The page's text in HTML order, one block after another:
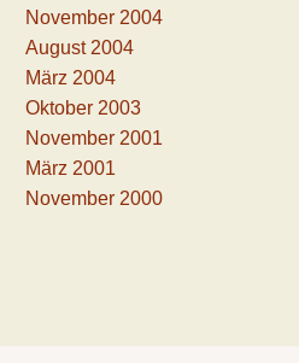
November 2004
August 2004
März 2004
Oktober 2003
November 2001
März 2001
November 2000